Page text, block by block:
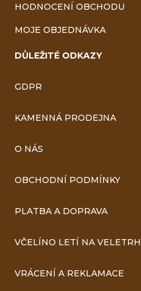
HODNOCENÍ OBCHODU
MOJE OBJEDNÁVKA
DŮLEŽITÉ ODKAZY
GDPR
KAMENNÁ PRODEJNA
O NÁS
OBCHODNÍ PODMÍNKY
PLATBA A DOPRAVA
VČELÍNO LETÍ NA
VRÁCENÍ A REKLAMACE